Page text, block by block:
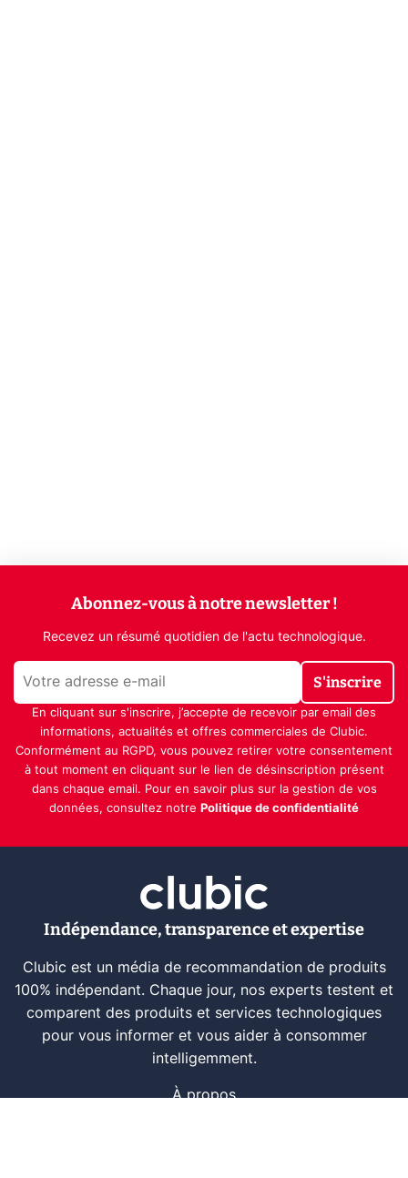
Abonnez-vous à notre newsletter !
Recevez un résumé quotidien de l'actu technologique.
S'inscrire
En cliquant sur s'inscrire, j’accepte de recevoir par email des
informations, actualités et offres commerciales de Clubic.
Conformément au RGPD, vous pouvez retirer votre consentement
à tout moment en cliquant sur le lien de désinscription présent
dans chaque email. Pour en savoir plus sur la gestion de vos
données, consultez notre Politique de confidentialité
Indépendance, transparence et expertise
Clubic est un média de recommandation de produits
100% indépendant. Chaque jour, nos experts testent et
comparent des produits et services technologiques
pour vous informer et vous aider à consommer
intelligemment.
À propos